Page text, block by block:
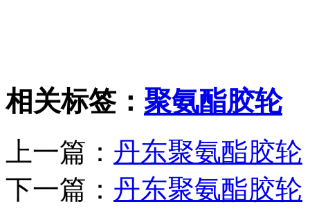
相关标签： 聚氨酯胶轮
上一篇： 丹东聚氨酯胶轮
下一篇： 丹东聚氨酯胶轮